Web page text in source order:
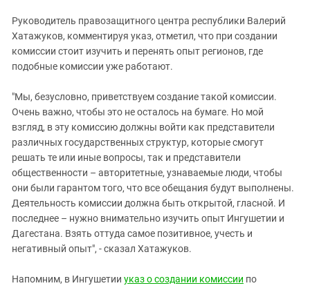
Чечня
ЮФО
Руководитель правозащитного центра республики Валерий
Хатажуков, комментируя указ, отметил, что при создании
комиссии стоит изучить и перенять опыт регионов, где
подобные комиссии уже работают.
"Мы, безусловно, приветствуем создание такой комиссии.
Очень важно, чтобы это не осталось на бумаге. Но мой
взгляд, в эту комиссию должны войти как представители
различных государственных структур, которые смогут
решать те или иные вопросы, так и представители
общественности – авторитетные, узнаваемые люди, чтобы
они были гарантом того, что все обещания будут выполнены.
Деятельность комиссии должна быть открытой, гласной. И
последнее – нужно внимательно изучить опыт Ингушетии и
Дагестана. Взять оттуда самое позитивное, учесть и
негативный опыт", - сказал Хатажуков.
Напомним, в Ингушетии указ о создании комиссии по